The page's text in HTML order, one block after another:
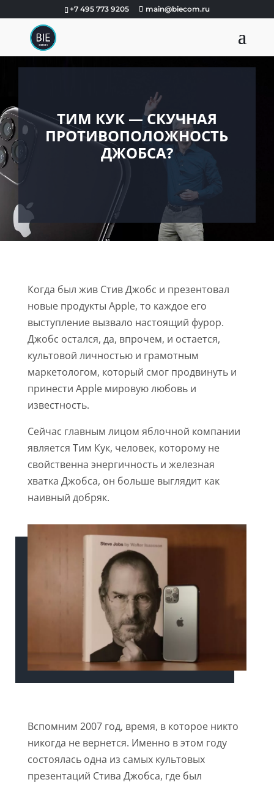
+7 495 773 9205 main@biecom.ru
ТИМ КУК — СКУЧНАЯ
ПРОТИВОПОЛОЖНОСТЬ
ДЖОБСА?
Когда был жив Стив Джобс и презентовал
новые продукты Apple, то каждое его
выступление вызвало настоящий фурор.
Джобс остался, да, впрочем, и остается,
культовой личностью и грамотным
маркетологом, который смог продвинуть и
принести Apple мировую любовь и
известность.
Сейчас главным лицом яблочной компании
является Тим Кук, человек, которому не
свойственна энергичность и железная
хватка Джобса, он больше выглядит как
наивный добряк.
Вспомним 2007 год, время, в которое никто
никогда не вернется. Именно в этом году
состоялась одна из самых культовых
презентаций Стива Джобса, где был